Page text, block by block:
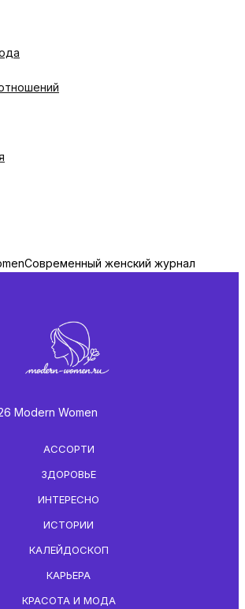
Современный женский журнал
Modern Women
АССОРТИ
ЗДОРОВЬЕ
ИНТЕРЕСНО
ИСТОРИИ
КАЛЕЙДОСКОП
КАРЬЕРА
КРАСОТА И МОДА